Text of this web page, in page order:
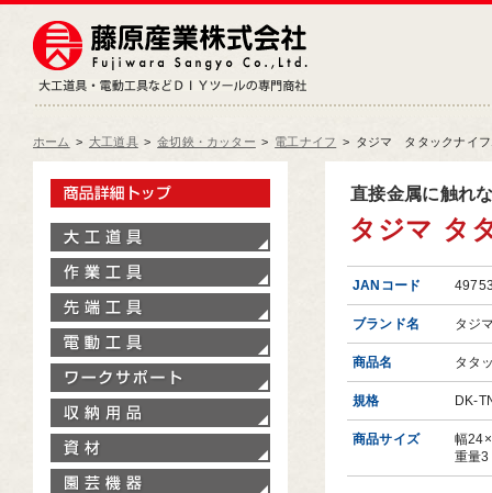
ホーム > 大工道具 > 金切鋏・カッター > 電工ナイフ > タジマ タタックナイ
直接金属に触れ
タジマ タ
JANコード
ブランド名 タジ
商品名 タタ
規格 DK-
商品サイズ
幅
重量3
製品情報トップ
ワークサポート